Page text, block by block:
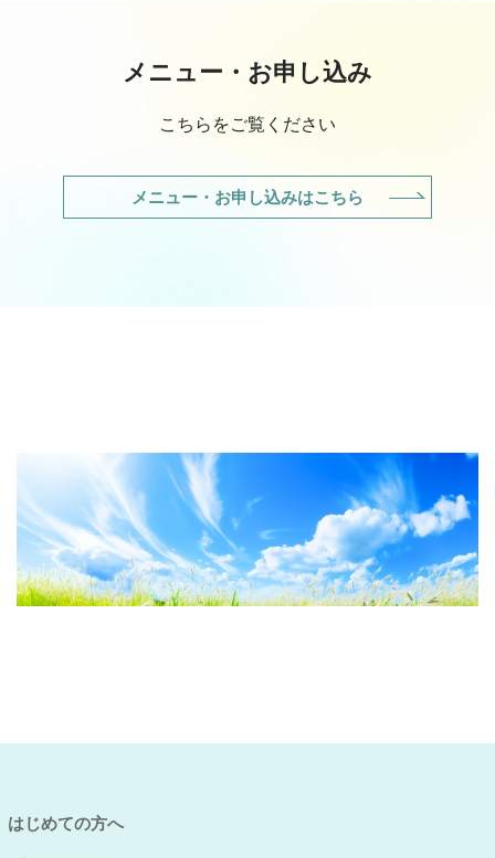
メニュー・お申し込み
こちらをご覧ください
メニュー・お申し込みはこちら
はじめての方へ